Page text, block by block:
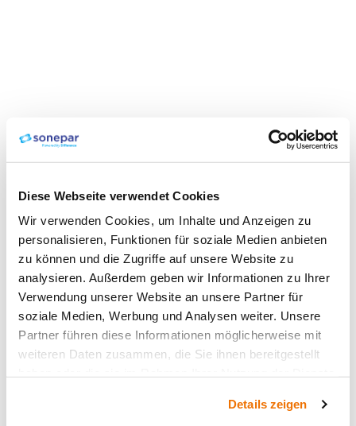
Diese Webseite verwendet Cookies
Wir verwenden Cookies, um Inhalte und Anzeigen zu
personalisieren, Funktionen für soziale Medien anbieten
zu können und die Zugriffe auf unsere Website zu
analysieren. Außerdem geben wir Informationen zu Ihrer
Verwendung unserer Website an unsere Partner für
soziale Medien, Werbung und Analysen weiter. Unsere
Partner führen diese Informationen möglicherweise mit
weiteren Daten zusammen, die Sie ihnen bereitgestellt
Details zeigen